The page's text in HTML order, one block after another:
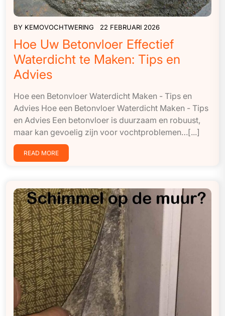
BY KEMOVOCHTWERING 22 FEBRUARI 2026
Hoe Uw Betonvloer Effectief
Waterdicht te Maken: Tips en
Advies
Hoe een Betonvloer Waterdicht Maken - Tips en
Advies Hoe een Betonvloer Waterdicht Maken - Tips
en Advies Een betonvloer is duurzaam en robuust,
maar kan gevoelig zijn voor vochtproblemen…[...]
READ MORE